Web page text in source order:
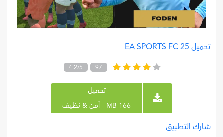
تحميل EA SPORTS FC 25
4.2/5 97
تحميل
166 MB - أمن & نظيف
شارك التطبيق